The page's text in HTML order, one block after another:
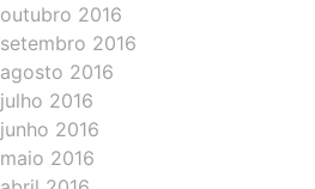
outubro 2016
setembro 2016
agosto 2016
julho 2016
junho 2016
maio 2016